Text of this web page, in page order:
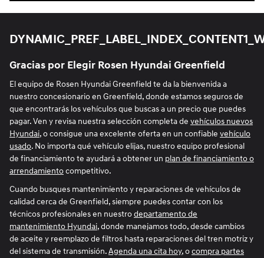
Gracias por Elegir Rosen Hyundai Greenfield
El equipo de Rosen Hyundai Greenfield te da la bienvenida a
nuestro concesionario en Greenfield, donde estamos seguros de
que encontrarás los vehículos que buscas a un precio que puedes
pagar. Ven y revisa nuestra selección completa de vehículos nuevos
Hyundai, o consigue una excelente oferta en un confiable vehículo
usado. No importa qué vehículo elijas, nuestro equipo profesional
de financiamiento te ayudará a obtener un plan de financiamiento o
arrendamientocompetitivo.
Cuando busques mantenimiento y reparaciones de vehículos de
calidad cerca de Greenfield, siempre puedes contar con los
técnicos profesionales en nuestrodepartamento de
mantenimiento Hyundai, donde manejamos todo, desde cambios
de aceite y reemplazo de filtros hasta reparaciones del tren motriz y
del sistema de transmisión.Agenda una cita hoy, ocompra partes